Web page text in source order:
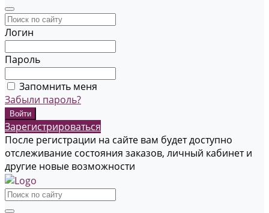
Логин
Пароль
Запомнить меня
Забыли пароль?
Зарегистрироваться
После регистрации на сайте вам будет доступно
отслеживание состояния заказов, личный кабинет и
другие новые возможности